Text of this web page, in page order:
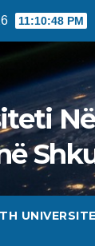
11:10:50 PM